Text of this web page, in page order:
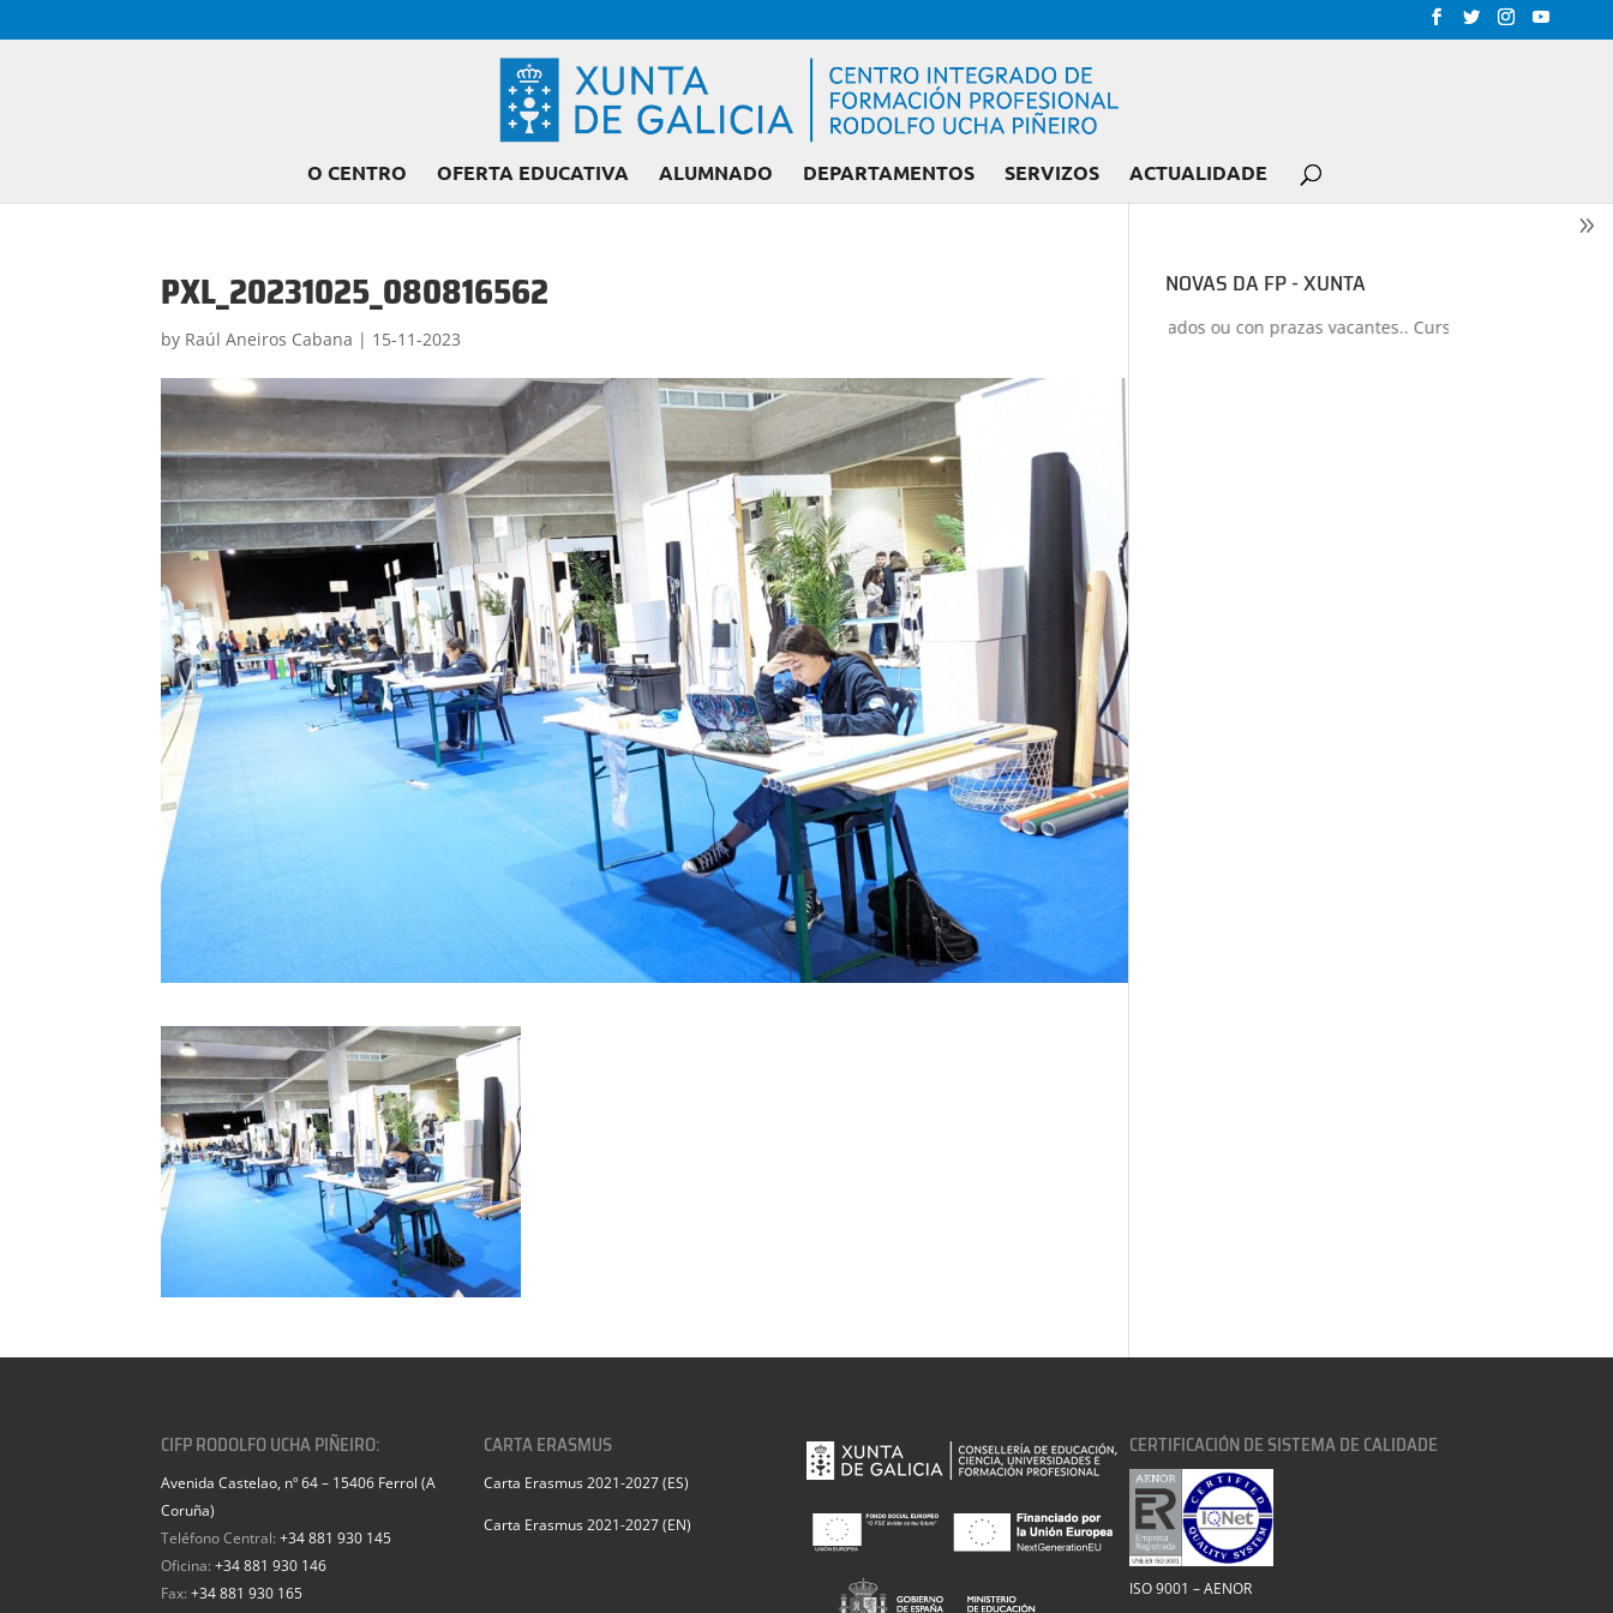
O CENTRO OFERTA EDUCATIVA ALUMNADO DEPARTAMENTOS SERVIZOS ACTUALIDADE
PXL_20231025_080816562
by Raúl Aneiros Cabana | 15-11-2023
NOVAS DA FP - XUNTA
Admisión FP: Ciclos liberados ou con prazas vacantes.. Curso 2026-2027
CIFP RODOLFO UCHA PIÑEIRO:
Avenida Castelao, nº 64 – 15406 Ferrol (A
Coruña)
Teléfono Central:+34 881 930 145
Oficina:+34 881 930 146
Fax:+34 881 930 165
CARTA ERASMUS
Carta Erasmus 2021-2027 (ES)
Carta Erasmus 2021-2027 (EN)
CERTIFICACIÓN DE SISTEMA DE CALIDADE
ISO 9001 – AENOR